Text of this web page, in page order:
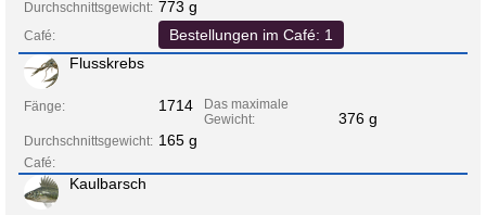
Durchschnittsgewicht: 773 g
Café:
Bestellungen im Café: 1
Flusskrebs
Fänge: 1714
Das maximale
Gewicht:
376 g
Durchschnittsgewicht: 165 g
Café:
Kaulbarsch